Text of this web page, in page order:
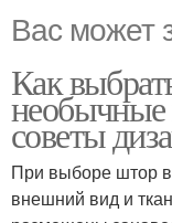
Вас может
Как
необычные
советы
При выборе штор
внешний вид и